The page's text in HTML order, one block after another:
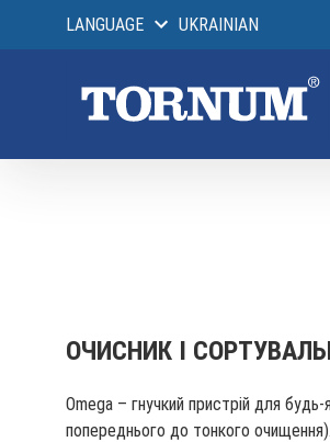
LANGUAGE UKRAINIAN
ОЧИСНИК І
Omega – гнучкий пристрій для
попереднього до тонкого